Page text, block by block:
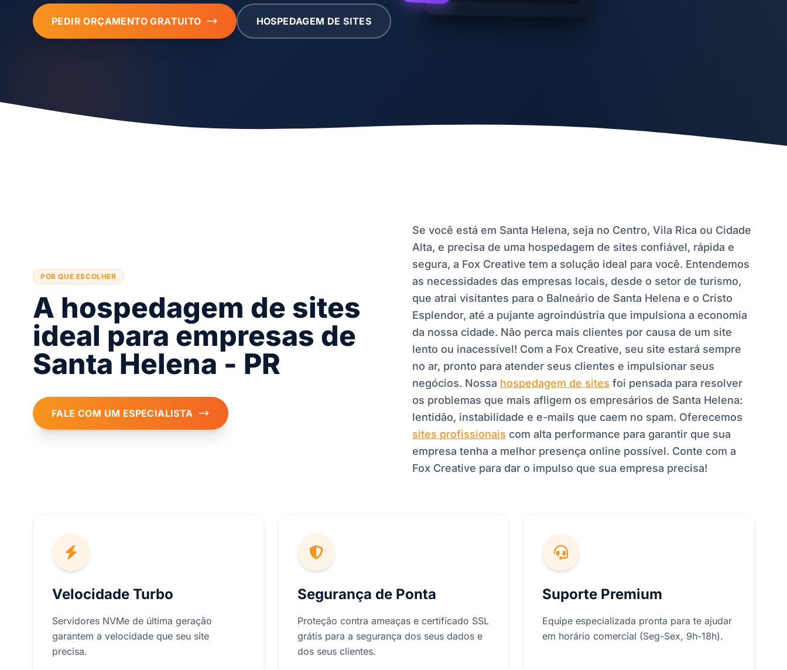
PEDIR ORÇAMENTO GRATUITO HOSPEDAGEM DE SITES
POR QUE ESCOLHER
A hospedagem de sites
ideal para empresas de
Santa Helena - PR
FALE COM UM ESPECIALISTA
Se você está em Santa Helena, seja no Centro, Vila Rica ou Cidade
Alta, e precisa de uma hospedagem de sites confiável, rápida e
segura, a Fox Creative tem a solução ideal para você. Entendemos
as necessidades das empresas locais, desde o setor de turismo,
que atrai visitantes para o Balneário de Santa Helena e o Cristo
Esplendor, até a pujante agroindústria que impulsiona a economia
da nossa cidade. Não perca mais clientes por causa de um site
lento ou inacessível! Com a Fox Creative, seu site estará sempre
no ar, pronto para atender seus clientes e impulsionar seus
negócios. Nossa hospedagem de sites foi pensada para resolver
os problemas que mais afligem os empresários de Santa Helena:
lentidão, instabilidade e e-mails que caem no spam. Oferecemos
sites profissionais com alta performance para garantir que sua
empresa tenha a melhor presença online possível. Conte com a
Fox Creative para dar o impulso que sua empresa precisa!
Velocidade Turbo
Servidores NVMe de última geração
garantem a velocidade que seu site
precisa.
Segurança de Ponta
Proteção contra ameaças e certificado SSL
grátis para a segurança dos seus dados e
dos seus clientes.
Suporte Premium
Equipe especializada pronta para te ajudar
em horário comercial (Seg-Sex, 9h-18h).